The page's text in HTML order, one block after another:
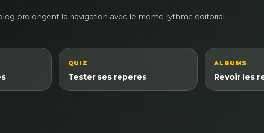
prolongent la navigation avec le meme rythme editorial
QUIZ
Tester ses reperes
ALBUMS
Revoir les